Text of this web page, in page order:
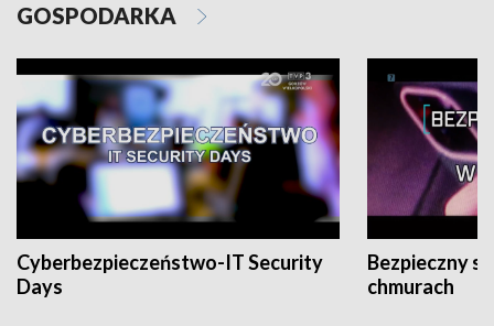
GOSPODARKA
Cyberbezpieczeństwo-IT Security
Days
Bezpieczny
chmurach